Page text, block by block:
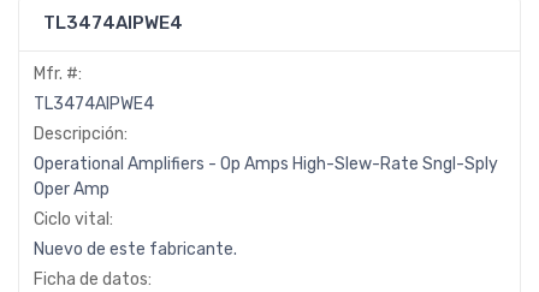
TL3474AIPWE4
Mfr. #:
TL3474AIPWE4
Descripción:
Operational Amplifiers - Op Amps High-Slew-Rate Sngl-Sply
Oper Amp
Ciclo vital:
Nuevo de este fabricante.
Ficha de datos: